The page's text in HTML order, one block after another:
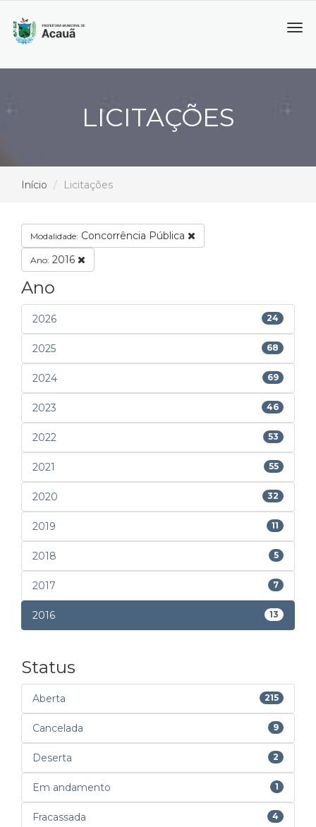
LICITAÇÕES
Início Licitações
Modalidade: Concorrência Pública
Ano: 2016
Ano
2026 24
2025 68
2024 69
2023 46
2022 53
2021 55
2020 32
2019 11
2018 5
2017 7
2016 13
Status
Aberta 215
Cancelada 9
Deserta 2
Em andamento 1
Fracassada 4